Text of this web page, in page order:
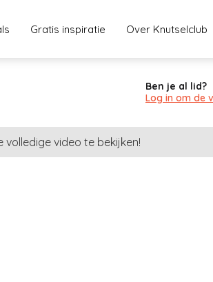
Gratis inspiratie Over Knutselclub
Ben je al lid?
Log in om de
volledige video te bekijken!